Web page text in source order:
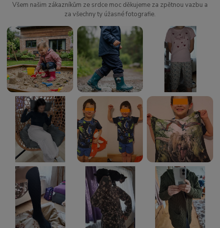
Všem našim zákazníkům ze srdce moc děkujeme za zpětnou vazbu a
za všechny ty úžasné fotografie.